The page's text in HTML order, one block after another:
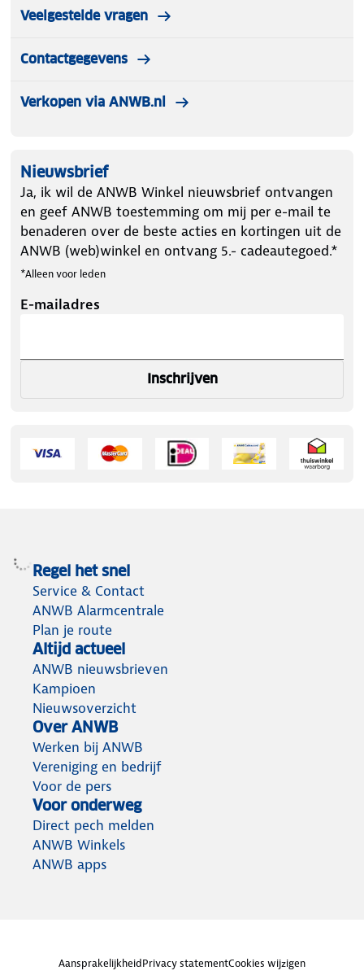
Veelgestelde vragen
Contactgegevens
Verkopen via ANWB.nl
Nieuwsbrief
Ja, ik wil de ANWB Winkel nieuwsbrief ontvangen
en geef ANWB toestemming om mij per e-mail te
benaderen over de beste acties en kortingen uit de
ANWB (web)winkel en ontvang 5.- cadeautegoed.*
*Alleen voor leden
E-mailadres
Inschrijven
Regel het snel
Service & Contact
ANWB Alarmcentrale
Plan je route
Altijd actueel
ANWB nieuwsbrieven
Kampioen
Nieuwsoverzicht
Over ANWB
Werken bij ANWB
Vereniging en bedrijf
Voor de pers
Voor onderweg
Direct pech melden
ANWB Winkels
ANWB apps
AansprakelijkheidPrivacy statementCookies wijzigen